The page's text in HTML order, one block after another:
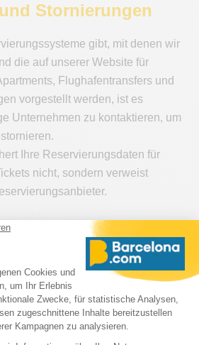
Stornierungen
gibt, mit denen wir
die auf unserer Website für
Flughafentransfers und
vorgestellt werden, ist es
Unternehmen zu kontaktieren, um
Ihre Reservierungsdaten für
nicht, sondern verweist
gedruckte Karten
- es ist unökologisch
finden Sie auf unserer
Sie die einzelnen Kategorien
Suchfunktion. Für Karten drucken